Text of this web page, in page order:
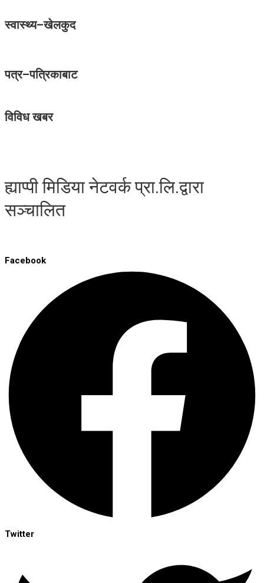
स्वास्थ्य–खेलकुद
पत्र–पत्रिकाबाट
विविध खबर
ह्याप्पी मिडिया नेटवर्क प्रा.लि.द्वारा
सञ्चालित
Facebook
Twitter